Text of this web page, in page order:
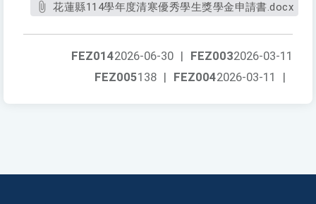
花蓮縣114學年度清寒優秀學生獎學金申請書.docx
FEZ0032026-03-11
FEZ0142026-06-30 |
FEZ0042026-03-11 |
FEZ005138 |